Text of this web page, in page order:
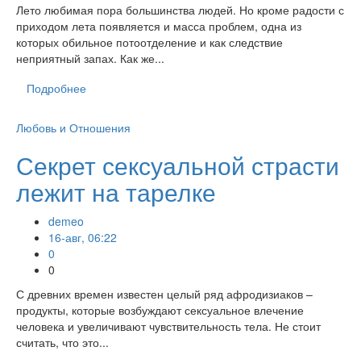
Лето любимая пора большинства людей. Но кроме радости с
приходом лета появляется и масса проблем, одна из
которых обильное потоотделение и как следствие
неприятный запах. Как же...
Подробнее
Любовь и Отношения
Секрет сексуальной страсти
лежит на тарелке
demeo
16-авг, 06:22
0
0
С древних времен известен целый ряд афродизиаков –
продукты, которые возбуждают сексуальное влечение
человека и увеличивают чувствительность тела. Не стоит
считать, что это...